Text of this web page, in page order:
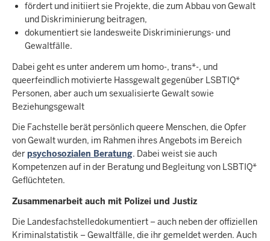
fördert und initiiert sie Projekte, die zum Abbau von Gewalt
und Diskriminierung beitragen,
dokumentiert sie landesweite Diskriminierungs- und
Gewaltfälle.
Dabei geht es unter anderem um homo-, trans*-, und
queerfeindlich motivierte Hassgewalt gegenüber LSBTIQ*
Personen, aber auch um sexualisierte Gewalt sowie
Beziehungsgewalt
Die Fachstelle berät persönlich queere Menschen, die Opfer
von Gewalt wurden, im Rahmen ihres Angebots im Bereich
derpsychosozialen Beratung. Dabei weist sie auch
Kompetenzen auf in der Beratung und Begleitung von LSBTIQ*
Geflüchteten.
Zusammenarbeit auch mit Polizei und Justiz
Die Landesfachstelledokumentiert – auch neben der offiziellen
Kriminalstatistik – Gewaltfälle, die ihr gemeldet werden. Auch